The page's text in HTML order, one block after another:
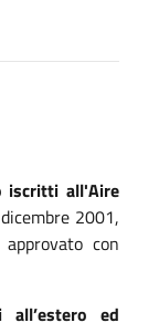
iscritti all'Aire
2001,
con
all’estero ed